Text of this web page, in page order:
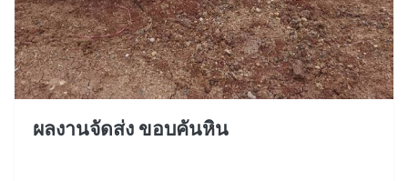
ผลงานจัดส่ง ขอบคันหิน